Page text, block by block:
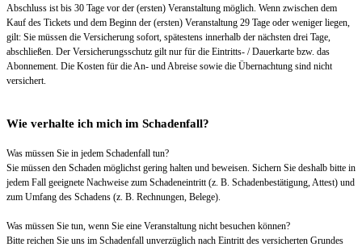
Abschluss ist bis 30 Tage vor der (ersten) Veranstaltung möglich. Wenn zwischen dem
Kauf des Tickets und dem Beginn der (ersten) Veranstaltung 29 Tage oder weniger liegen,
gilt: Sie müssen die Versicherung sofort, spätestens innerhalb der nächsten drei Tage,
abschließen. Der Versicherungsschutz gilt nur für die Eintritts- / Dauerkarte bzw. das
Abonnement. Die Kosten für die An- und Abreise sowie die Übernachtung sind nicht
versichert.
Wie verhalte ich mich im Schadenfall?
Was müssen Sie in jedem Schadenfall tun?
Sie müssen den Schaden möglichst gering halten und beweisen. Sichern Sie deshalb bitte in
jedem Fall geeignete Nachweise zum Schadeneintritt (z. B. Schadenbestätigung, Attest) und
zum Umfang des Schadens (z. B. Rechnungen, Belege).
Was müssen Sie tun, wenn Sie eine Veranstaltung nicht besuchen können?
Bitte reichen Sie uns im Schadenfall unverzüglich nach Eintritt des versicherten Grundes